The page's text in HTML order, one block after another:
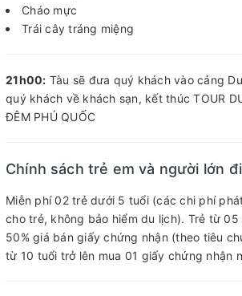
Cháo mực
Trái cây tráng miệng
21h00: Tàu sẽ đưa quý khách vào cảng
quý khách về khách sạn, kết thúc TOUR
ĐÊM PHÚ QUỐC
Chính sách trẻ em và người lớn
Miễn phí 02 trẻ dưới 5 tuổi (các chi phí
cho trẻ, không bảo hiểm du lịch). Trẻ từ
50% giá bán giấy chứng nhận (theo tiêu
từ 10 tuổi trở lên mua 01 giấy chứng nhận